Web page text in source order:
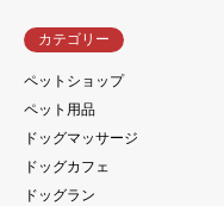
カテゴリー
ペットショップ
ペット用品
ドッグマッサージ
ドッグカフェ
ドッグラン